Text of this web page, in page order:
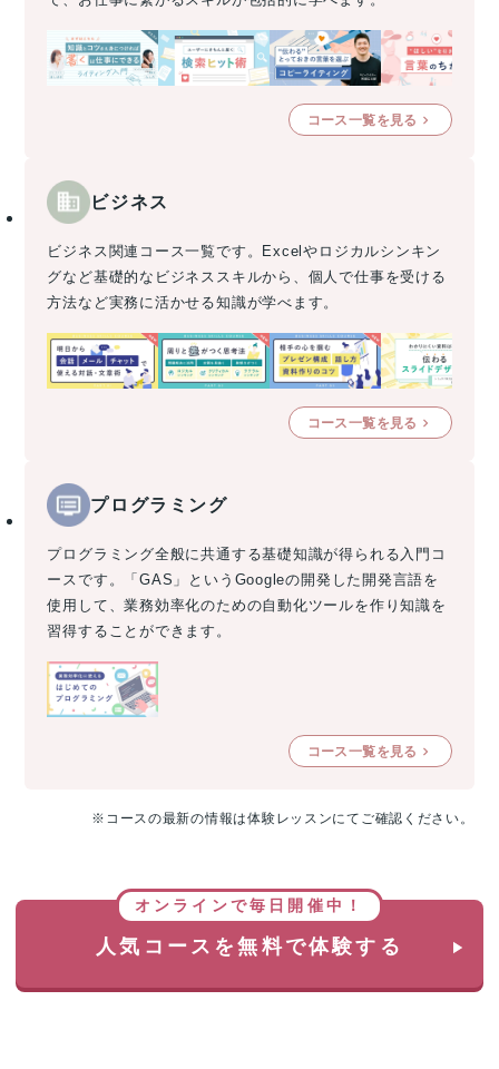
コース一覧を見る
ビジネス
ビジネス関連コース一覧です。Excelやロジカルシンキン
グなど基礎的なビジネススキルから、個人で仕事を受ける
方法など実務に活かせる知識が学べます。
コース一覧を見る
プログラミング
プログラミング全般に共通する基礎知識が得られる入門コ
ースです。「GAS」というGoogleの開発した開発言語を
使用して、業務効率化のための自動化ツールを作り知識を
習得することができます。
コース一覧を見る
※コースの最新の情報は体験レッスンにてご確認ください。
オンラインで毎日開催中！
人気コースを無料で体験する